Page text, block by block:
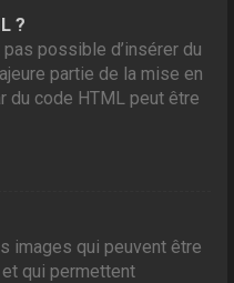
?
possible d’insérer du
partie de la mise en
du code HTML peut être
images qui peuvent être
qui permettent